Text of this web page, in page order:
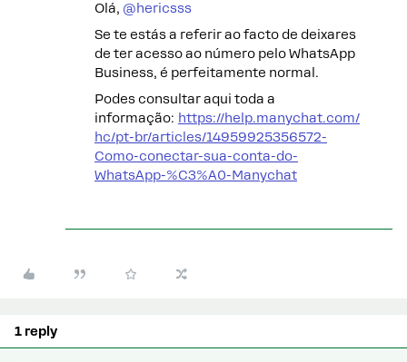
Olá, ​ @hericsss
Se te estás a referir ao facto de deixares
de ter acesso ao número pelo WhatsApp
Business, é perfeitamente normal.
Podes consultar aqui toda a
informação: https://help.manychat.com/
hc/pt-br/articles/14959925356572-
Como-conectar-sua-conta-do-
WhatsApp-%C3%A0-Manychat
1 reply